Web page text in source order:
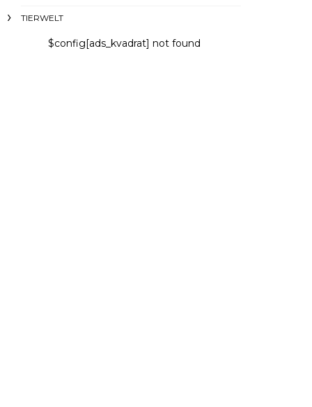
TIERWELT
$config[ads_kvadrat] not found